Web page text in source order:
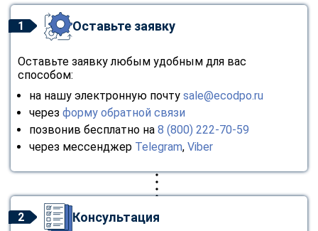
1 Оставьте заявку
Оставьте заявку любым удобным для вас
способом:
на нашу электронную почту sale@ecodpo.ru
через форму обратной связи
позвонив бесплатно на 8 (800) 222-70-59
через мессенджер Telegram, Viber
2 Консультация